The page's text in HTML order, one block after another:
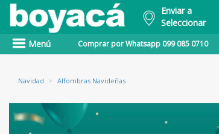
Enviar a
Seleccionar
Menú Comprar por Whatsapp 099 085 0710
Navidad > Alfombras Navideñas